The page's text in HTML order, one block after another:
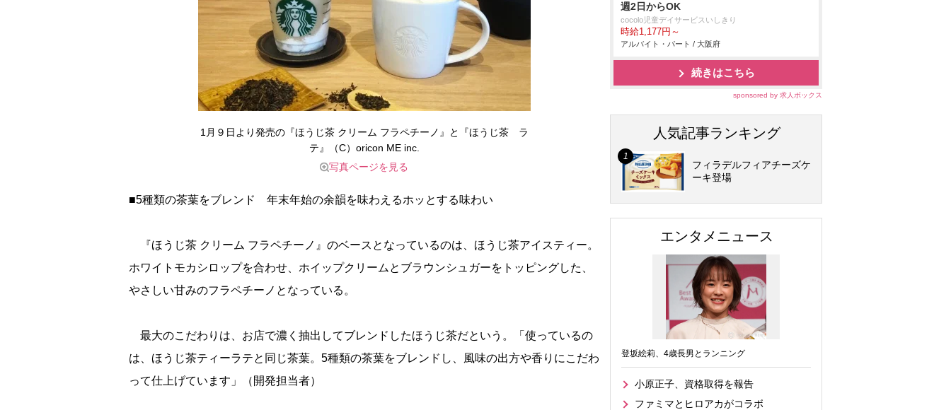
1月９日より発売の『ほうじ茶 クリーム フラペチーノ』と『ほうじ茶 ラ
テ』（C）oricon ME inc.
写真ページを見る
■5種類の茶葉をブレンド 年末年始の余韻を味わえるホッとする味わい
『ほうじ茶 クリーム フラペチーノ』のベースとなっているのは、ほうじ茶アイスティー。
ホワイトモカシロップを合わせ、ホイップクリームとブラウンシュガーをトッピングした、
さしい甘みのフラペチーノとなっている。
最大のこだわりは、お店で濃く抽出してブレンドしたほうじ茶だという。「使っているの
は、ほうじ茶ティーラテと同じ茶葉。5種類の茶葉をブレンドし、風味の出方や香りにこだわ
って仕上げています」（開発担当者）
週2日からOK
cocolo児童デイサービスいしきり
時給1,177円～
アルバイト・パート / 大阪府
続きはこちら
sponsored by 求人ボックス
人気記事ランキング
フィラデルフィアチーズケ
ーキ登場
エンタメニュース
登坂絵莉、4歳長男とランニング
小原正子、資格取得を報告
ファミマとヒロアカがコラボ